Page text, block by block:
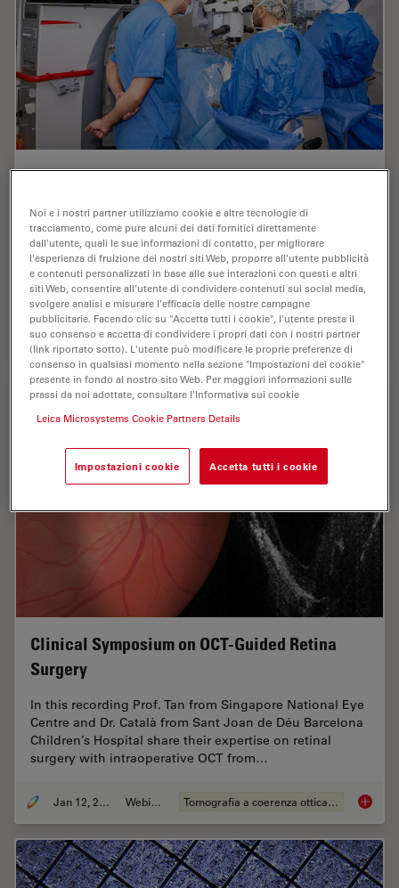
Dr. Tawfik Shares his Expert View on Direct
It is estimated that nearly 28 million cataract surgery
procedures are performed worldwide every year.
Phacoemulsification is the most common method used
to remove the cataract and chopping maneuvers…
Feb 09, 2022 Webinar: Chirurgia della cataratta Dr.
Clinical Symposium on OCT-Guided Retina
Surgery
In this recording Prof. Tan from Singapore National Eye
Centre and Dr. Català from Sant Joan de Déu Barcelona
Children’s Hospital share their expertise on retinal
surgery with intraoperative OCT from…
Jan 12, 2022 Webinar: Tomografia a coerenza ottica (OCT) Clinical
Noi e i nostri partner utilizziamo cookie e altre tecnologie di
tracciamento, come pure alcuni dei dati fornitici direttamente
dall'utente, quali le sue informazioni di contatto, per migliorare
l'esperienza di fruizione dei nostri siti Web, proporre all'utente pubblicità
e contenuti personalizzati in base alle sue interazioni con questi e altri
siti Web, consentire all'utente di condividere contenuti sui social media,
svolgere analisi e misurare l'efficacia delle nostre campagne
pubblicitarie. Facendo clic su "Accetta tutti i cookie", l'utente presta il
suo consenso e accetta di condividere i propri dati con i nostri partner
(link riportato sotto). L'utente può modificare le proprie preferenze di
consenso in qualsiasi momento nella sezione "Impostazioni dei cookie"
presente in fondo al nostro sito Web. Per maggiori informazioni sulle
prassi da noi adottate, consultare l'Informativa sui cookie
Leica Microsystems Cookie Partners Details
Impostazioni cookie Accetta tutti i cookie